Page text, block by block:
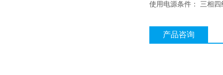
使用电源条件： 三相
产品咨询